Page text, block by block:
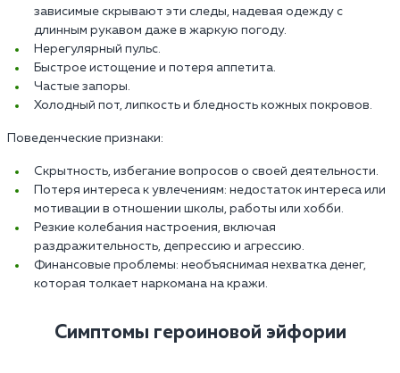
зависимые скрывают эти следы, надевая одежду с
длинным рукавом даже в жаркую погоду.
Нерегулярный пульс.
Быстрое истощение и потеря аппетита.
Частые запоры.
Холодный пот, липкость и бледность кожных покровов.
Поведенческие признаки:
Скрытность, избегание вопросов о своей деятельности.
Потеря интереса к увлечениям: недостаток интереса или
мотивации в отношении школы, работы или хобби.
Резкие колебания настроения, включая
раздражительность, депрессию и агрессию.
Финансовые проблемы: необъяснимая нехватка денег,
которая толкает наркомана на кражи.
Симптомы героиновой эйфории